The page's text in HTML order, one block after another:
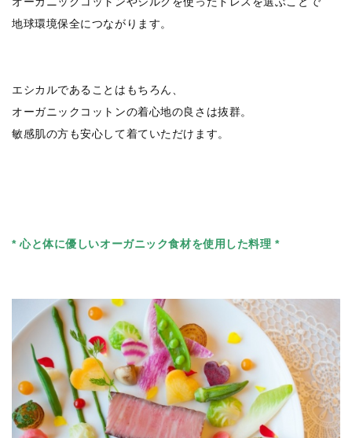
地球環境保全につながります。
エシカルであることはもちろん、
オーガニックコットンの着心地の良さは抜群。
敏感肌の方も安心して着ていただけます。
* 心と体に優しいオーガニック食材を使用した料理 *